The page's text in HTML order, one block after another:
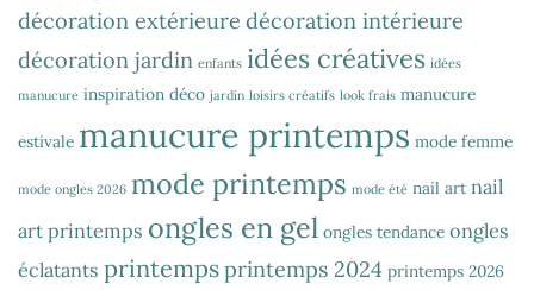
décoration extérieure décoration intérieure
décoration jardin enfants idées créatives idées
manucure inspiration déco jardin loisirs créatifs look frais manucure
estivale manucure printemps mode femme
mode ongles 2026 mode printemps mode été nail art nail
art printemps ongles en gel ongles tendance ongles
éclatants printempsprintemps 2024 printemps 2026